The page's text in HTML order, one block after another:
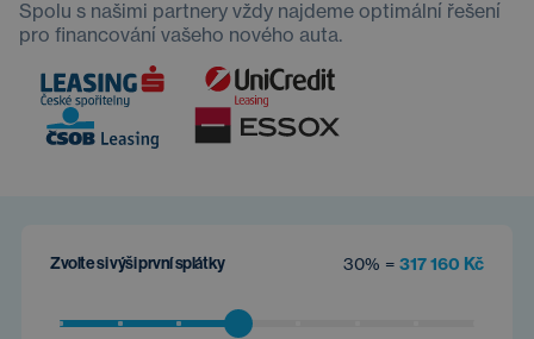
Spolu s našimi partnery vždy najdeme optimální řešení
pro financování vašeho nového auta.
Zvolte si výši první splátky 30% = 317 160 Kč